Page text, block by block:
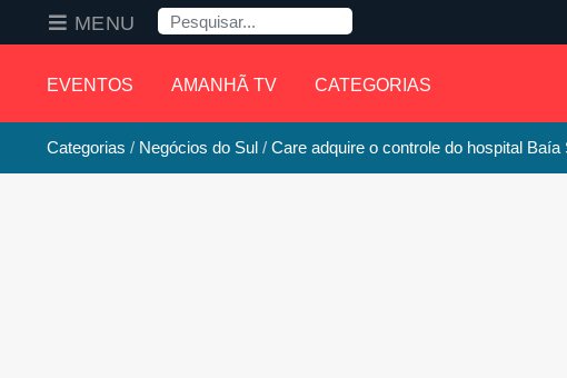
EVENTOS AMANHÃ TV CATEGORIAS
MENU Pesquisa
Categorias Negócios do Sul Care adquire o controle do hospital Baía